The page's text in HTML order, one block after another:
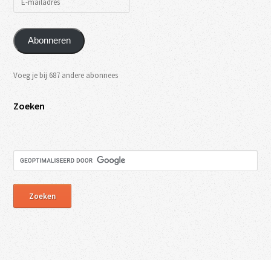
Abonneren
Voeg je bij 687 andere abonnees
Zoeken